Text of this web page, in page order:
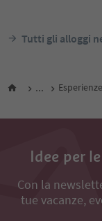
Tutti gli alloggi
...
Idee per
Con la
tue vacanze,